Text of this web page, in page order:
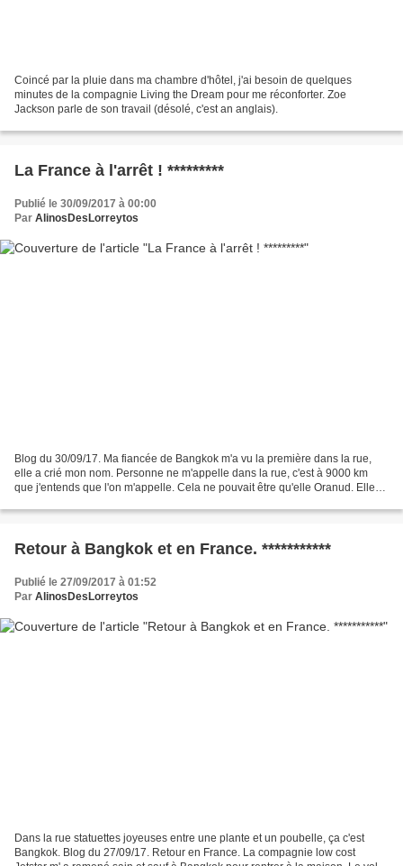
Coincé par la pluie dans ma chambre d'hôtel, j'ai besoin de quelques
minutes de la compagnie Living the Dream pour me réconforter. Zoe
Jackson parle de son travail (désolé, c'est an anglais).
La France à l'arrêt ! *********
Publié le 30/09/2017 à 00:00
Par AlinosDesLorreytos
Blog du 30/09/17. Ma fiancée de Bangkok m'a vu la première dans la rue,
elle a crié mon nom. Personne ne m'appelle dans la rue, c'est à 9000 km
que j'entends que l'on m'appelle. Cela ne pouvait être qu'elle Oranud. Elle
Retour à Bangkok et en France. ***********
Publié le 27/09/2017 à 01:52
Par AlinosDesLorreytos
Dans la rue statuettes joyeuses entre une plante et un poubelle, ça c'est
Bangkok. Blog du 27/09/17. Retour en France. La compagnie low cost